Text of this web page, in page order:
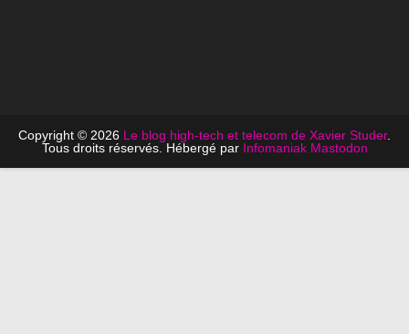
Copyright © 2026 Le blog high-tech et telecom de Xavier Studer.
Tous droits réservés. Hébergé par Infomaniak Mastodon